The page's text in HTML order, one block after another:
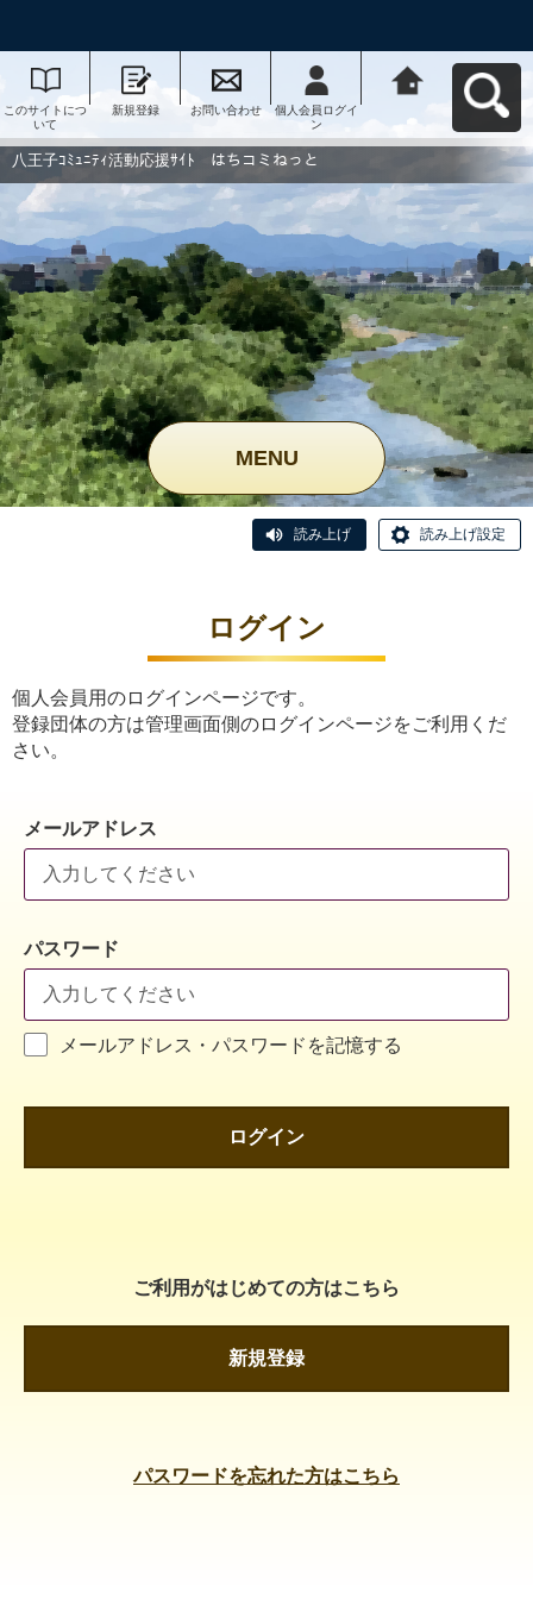
このサイトにつ
いて
新規登録 お問い合わせ
個人会員ログイ
ン
動応援ｻｲﾄ はち
コミねっとへ戻
八王子ｺﾐｭﾆﾃｨ活動応援ｻｲﾄ はちコミねっと
MENU
読み上げ 読み上げ設定
ログイン
個人会員用のログインページです。
登録団体の方は管理画面側のログインページをご利用くだ
さい。
メールアドレス
パスワード
メールアドレス・パスワードを記憶する
ログイン
ご利用がはじめての方はこちら
新規登録
パスワードを忘れた方はこちら